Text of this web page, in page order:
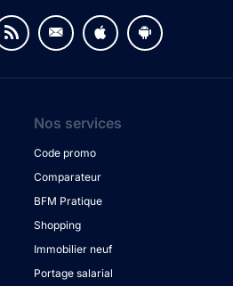
Nos services
Code promo
Comparateur
BFM Pratique
Shopping
Immobilier neuf
Portage salarial